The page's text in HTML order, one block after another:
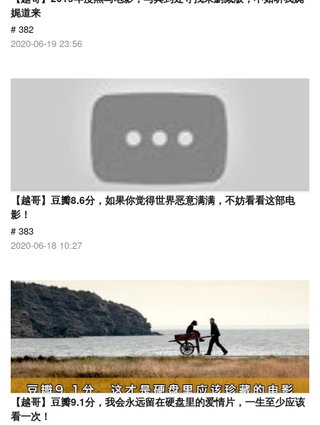
娓道来
# 382
2020-06-19 23:56
【越哥】豆瓣8.6分，如果你觉得世界恶意满满，不妨看看这部电
影！
# 383
2020-06-18 10:27
【越哥】豆瓣9.1分，我会永远留在硬盘里的爱情片，一生至少应该
看一次！